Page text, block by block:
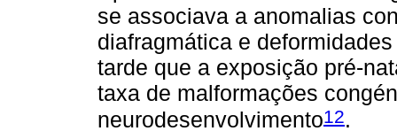
se associava a anomalias
diafragmática e
tarde que a exposição pré-
taxa de malformações
neurodesenvolvimento12.